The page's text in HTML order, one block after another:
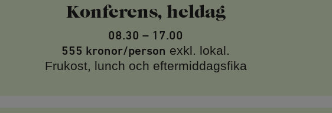
Konferens, heldag
08.30 – 17.00
555 kronor/person exkl. lokal.
Frukost, lunch och eftermiddagsfika